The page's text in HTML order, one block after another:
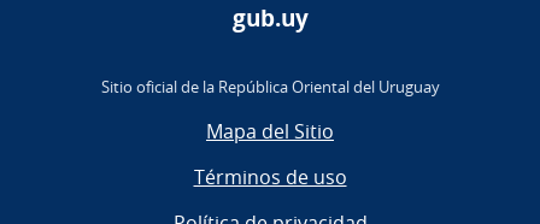
gub.uy
Sitio oficial de la República Oriental del Uruguay
Mapa del Sitio
Términos de uso